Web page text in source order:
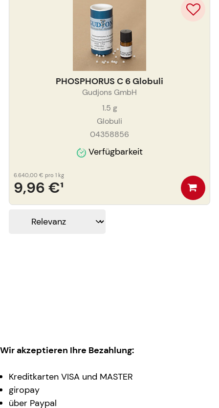
PHOSPHORUS C 6 Globuli
Gudjons GmbH
1.5 g
Globuli
04358856
Verfügbarkeit
9,96 €¹
6.640,00 € pro 1 kg
Wir akzeptieren Ihre Bezahlung:
Kreditkarten VISA und MASTER
giropay
über Paypal